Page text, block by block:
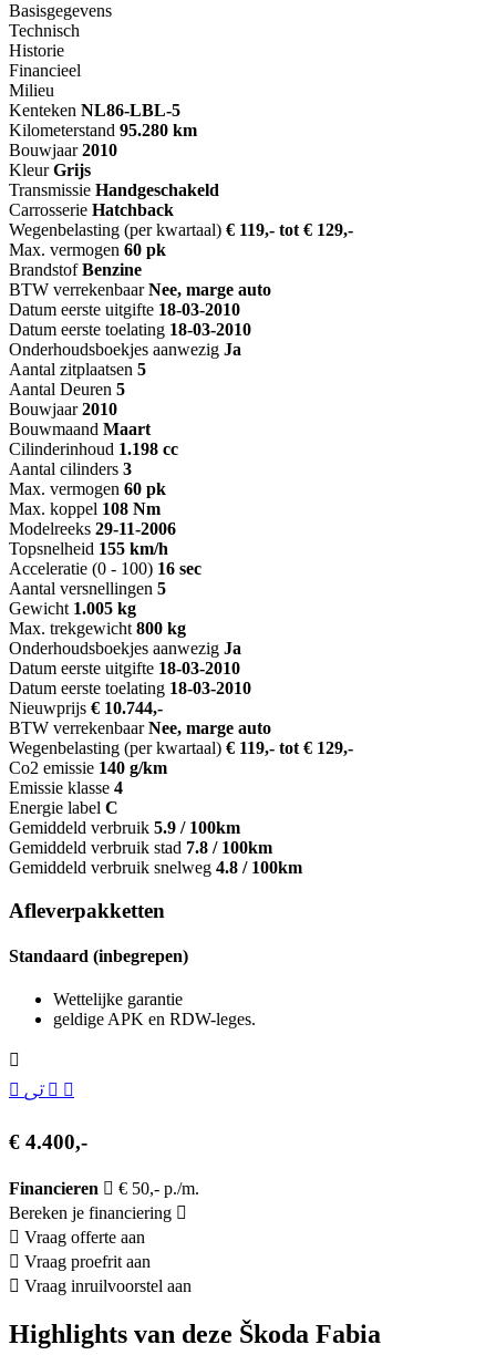
Basisgegevens
Technisch
Historie
Financieel
Milieu
Kenteken NL86-LBL-5
Kilometerstand 95.280 km
Bouwjaar 2010
Kleur Grijs
Transmissie Handgeschakeld
Carrosserie Hatchback
Wegenbelasting (per kwartaal) € 119,- tot € 129,-
Max. vermogen 60 pk
Brandstof Benzine
BTW verrekenbaar Nee, marge auto
Datum eerste uitgifte 18-03-2010
Datum eerste toelating 18-03-2010
Onderhoudsboekjes aanwezig Ja
Aantal zitplaatsen 5
Aantal Deuren 5
Bouwjaar 2010
Bouwmaand Maart
Cilinderinhoud 1.198 cc
Aantal cilinders 3
Max. vermogen 60 pk
Max. koppel 108 Nm
Modelreeks 29-11-2006
Topsnelheid 155 km/h
Acceleratie (0 - 100) 16 sec
Aantal versnellingen 5
Gewicht 1.005 kg
Max. trekgewicht 800 kg
Onderhoudsboekjes aanwezig Ja
Datum eerste uitgifte 18-03-2010
Datum eerste toelating 18-03-2010
Nieuwprijs € 10.744,-
BTW verrekenbaar Nee, marge auto
Wegenbelasting (per kwartaal) € 119,- tot € 129,-
Co2 emissie 140 g/km
Emissie klasse 4
Energie label C
Gemiddeld verbruik 5.9 / 100km
Gemiddeld verbruik stad 7.8 / 100km
Gemiddeld verbruik snelweg 4.8 / 100km
Afleverpakketten
Standaard (inbegrepen)
Wettelijke garantie
geldige APK en RDW-leges.
€ 4.400,-
Financieren
€ 50,- p./m.
Bereken je financiering
Vraag offerte aan
Vraag proefrit aan
Vraag inruilvoorstel aan
Highlights van deze Škoda Fabia